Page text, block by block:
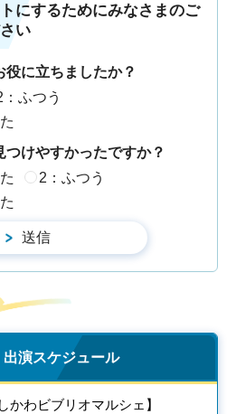
にするためにみなさまのご
い
役に立ちましたか？
：ふつう
つけやすかったですか？
2：ふつう
出演スケジュール
かわビブリオマルシェ】